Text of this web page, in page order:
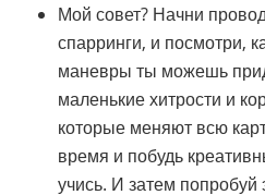
Мой совет? Начни
спарринги, и посмотри,
маневры ты можешь
маленькие хитрости и
которые меняют всю
время и побудь
учись. И затем